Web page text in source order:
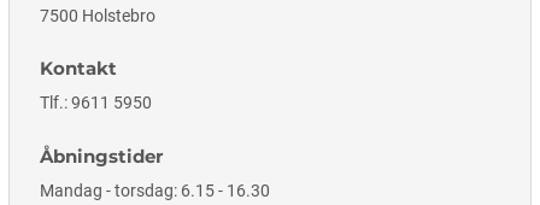
7500 Holstebro
Kontakt
Tlf.: 9611 5950
Åbningstider
Mandag - torsdag: 6.15 - 16.30